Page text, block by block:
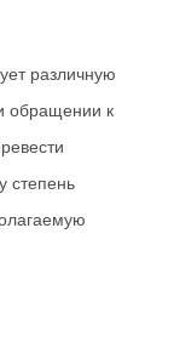
различную
обращении к
степень